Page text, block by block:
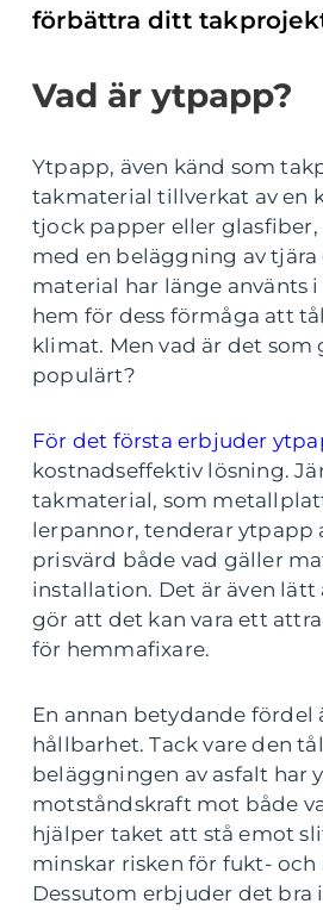
förbättra ditt
Vad är ytpapp?
Ytpapp, även känd som
takmaterial tillverkat av en
tjock papper eller
med en beläggning av tjära
material har länge använts i
hem för dess förmåga att
klimat. Men vad är det som
populärt?
För det första erbjuder
kostnadseffektiv lösning.
takmaterial, som
lerpannor, tenderar ytpapp
prisvärd både vad gäller
installation. Det är även
gör att det kan vara ett
för hemmafixare.
En annan betydande fördel
hållbarhet. Tack vare den
beläggningen av asfalt har
motståndskraft mot både
hjälper taket att stå emot
minskar risken för fukt-
Dessutom erbjuder det bra